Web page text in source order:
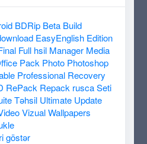
BDRip Beta Build
EasyEnglish Edition
Full hsil Manager Media
Pack Photo Photoshop
Professional Recovery
RePack Repack rusca Seti
Təhsil Ultimate Update
Vizual Wallpapers
göstər